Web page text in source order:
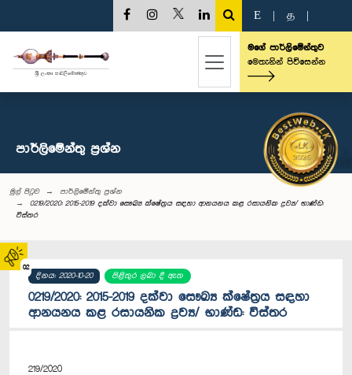
02
E த
මගේ පාර්ලිමේන්තුව
මෙතැනින් පිවිසෙන්න
පාර්ලි‌මේන්තු‌ ප්‍රශ්න
මුල් පිටුව
පාර්ලි‌මේන්තු‌ ප්‍රශ්න
0219/2020: 2015-2019 දක්වා සෞඛ්‍ය ක්ෂේත්‍රය සඳහා ආනයනය කළ රසායනික ද්‍රව්‍ය/ භාණ්ඩ:
විස්තර
දිනය: 2020-10-20 පිළිතුර ලබා දී ඇත
0219/2020: 2015-2019 දක්වා සෞඛ්‍ය ක්ෂේත්‍රය සඳහා
ආනයනය කළ රසායනික ද්‍රව්‍ය/ භාණ්ඩ: විස්තර
219/2020